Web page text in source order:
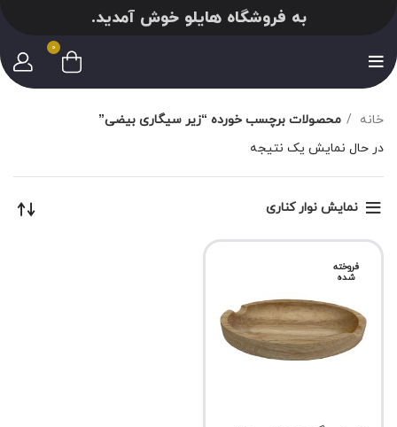
به فروشگاه هایلو خوش آمدید.
0
خانه
محصولات برچسب خورده “زیر سیگاری بیضی”
در حال نمایش یک نتیجه
نمایش نوار کناری
فروخته
شده